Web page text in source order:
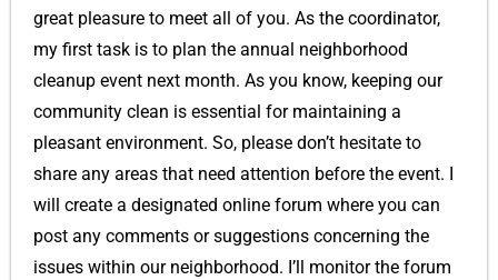
great pleasure to meet all of you. As the coordinator,
my first task is to plan the annual neighborhood
cleanup event next month. As you know, keeping our
community clean is essential for maintaining a
pleasant environment. So, please don’t hesitate to
share any areas that need attention before the event. I
will create a designated online forum where you can
post any comments or suggestions concerning the
issues within our neighborhood. I’ll monitor the forum